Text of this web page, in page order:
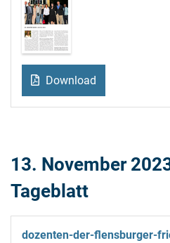
Download
13. November
Tageblatt